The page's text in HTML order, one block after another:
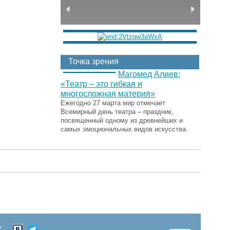
Точка зрения
Магомед Алиев:
«Театр – это гибкая и
многосложная материя»
Ежегодно 27 марта мир отмечает
Всемирный день театра – праздник,
посвященный одному из древнейших и
самых эмоциональных видов искусства.